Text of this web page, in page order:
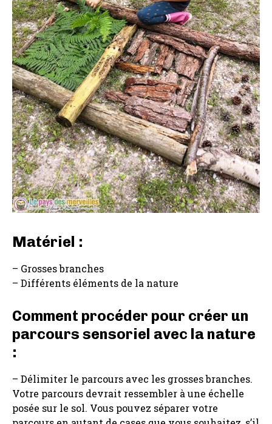
Matériel :
– Grosses branches
– Différents éléments de la nature
Comment procéder pour créer un
parcours sensoriel avec la nature
:
– Délimiter le parcours avec les grosses branches.
Votre parcours devrait ressembler à une échelle
posée sur le sol. Vous pouvez séparer votre